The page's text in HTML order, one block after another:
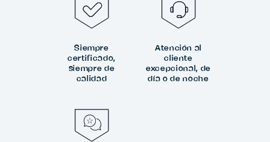
Siempre
certificado,
siempre de
calidad
Atención al
cliente
excepcional, de
día o de noche